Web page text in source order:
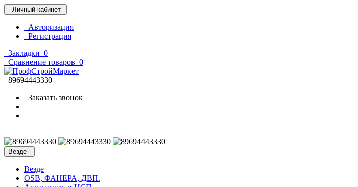
Личный кабинет
Авторизация
Регистрация
Закладки 0
Сравнение товаров 0
89694443330
Заказать звонок
Везде
Везде
OSB, ФАНЕРА, ДВП.